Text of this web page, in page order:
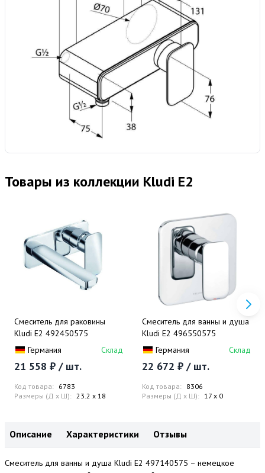
Товары из коллекции Kludi E2
Смеситель для раковины
Kludi E2 492450575
Германия
Склад
21 558 ₽ / шт.
Код товара: 6783
Размеры (Д x Ш): 23.2 x 18
Смеситель для ванны и душа
Kludi E2 496550575
Германия
Склад
22 672 ₽ / шт.
Код товара: 8306
Размеры (Д x Ш): 17 x 0
Описание Характеристики Отзывы
Смеситель для ванны и душа Kludi E2 497140575 – немецкое